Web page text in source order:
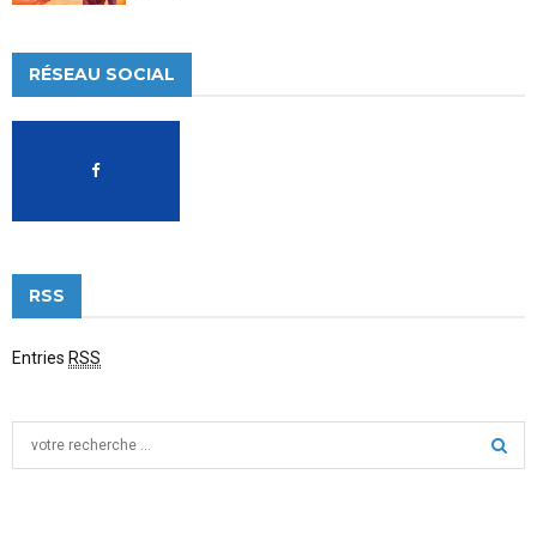
RÉSEAU SOCIAL
RSS
Entries RSS